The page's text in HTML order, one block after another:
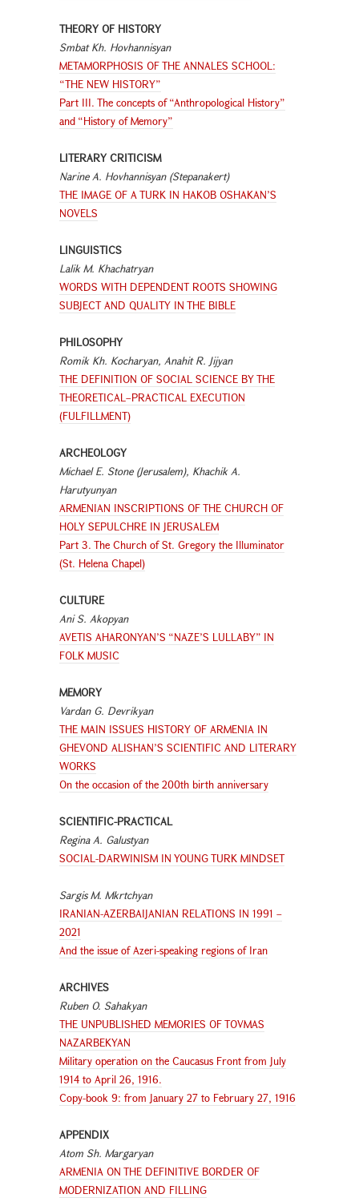
THEORY OF HISTORY
Smbat Kh. Hovhannisyan
METAMORPHOSIS OF THE ANNALES SCHOOL:
“THE NEW HISTORY”
Part III. The concepts of “Anthropological History”
and “History of Memory”
LITERARY CRITICISM
Narine A. Hovhannisyan (Stepanakert)
THE IMAGE OF A TURK IN HAKOB OSHAKAN’S
NOVELS
LINGUISTICS
Lalik M. Khachatryan
WORDS WITH DEPENDENT ROOTS SHOWING
SUBJECT AND QUALITY IN THE BIBLE
PHILOSOPHY
Romik Kh. Kocharyan, Anahit R. Jijyan
THE DEFINITION OF SOCIAL SCIENCE BY THE
THEORETICAL–PRACTICAL EXECUTION
(FULFILLMENT)
ARCHEOLOGY
Michael E. Stone (Jerusalem), Khachik A.
Harutyunyan
ARMENIAN INSCRIPTIONS OF THE CHURCH OF
HOLY SEPULCHRE IN JERUSALEM
Part 3. The Church of St. Gregory the Illuminator
(St. Helena Chapel)
CULTURE
Ani S. Akopyan
AVETIS AHARONYAN’S “NAZE’S LULLABY” IN
FOLK MUSIC
MEMORY
Vardan G. Devrikyan
THE MAIN ISSUES HISTORY OF ARMENIA IN
GHEVOND ALISHAN’S SCIENTIFIC AND LITERARY
WORKS
On the occasion of the 200th birth anniversary
SCIENTIFIC-PRACTICAL
Regina A. Galustyan
SOCIAL-DARWINISM IN YOUNG TURK MINDSET
Sargis M. Mkrtchyan
IRANIAN-AZERBAIJANIAN RELATIONS IN 1991 –
2021
And the issue of Azeri-speaking regions of Iran
ARCHIVES
Ruben O. Sahakyan
THE UNPUBLISHED MEMORIES OF TOVMAS
NAZARBEKYAN
Military operation on the Caucasus Front from July
1914 to April 26, 1916.
Copy-book 9: from January 27 to February 27, 1916
APPENDIX
Atom Sh. Margaryan
ARMENIA ON THE DEFINITIVE BORDER OF
MODERNIZATION AND FILLING